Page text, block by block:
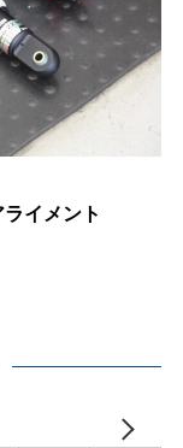
イメント